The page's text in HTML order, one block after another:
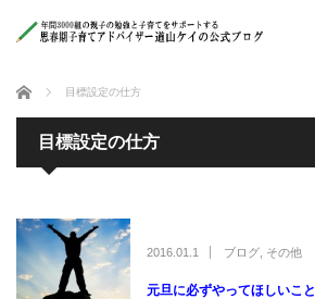
ホーム 目標設定の仕方
目標設定の仕方
2016.01.1 ブログ, その他
元旦に必ずやってほしいこと